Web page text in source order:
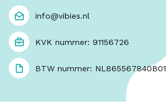
info@vibies.nl
KVK nummer: 91156726
BTW nummer: NL865567840B01